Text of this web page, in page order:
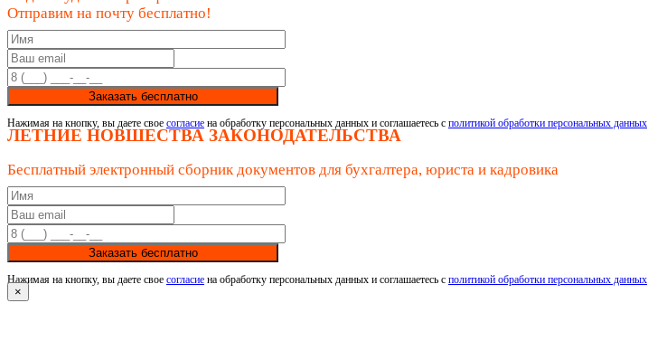
Отправим на почту бесплатно!
Заказать бесплатно
Нажимая на кнопку, вы даете свое согласие на обработку персональных данных и соглашаетесь с политикой обработки персональных данных
ЛЕТНИЕ НОВШЕСТВА ЗАКОНОДАТЕЛЬСТВА
Бесплатный электронный сборник документов для бухгалтера, юриста и кадровика
Заказать бесплатно
Нажимая на кнопку, вы даете свое согласие на обработку персональных данных и соглашаетесь с политикой обработки персональных данных
×